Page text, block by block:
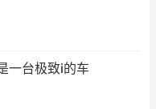
一台极致i的车